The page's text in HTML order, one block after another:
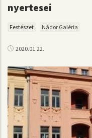
nyertesei
Festészet Nádor Galéria
2020.01.22.